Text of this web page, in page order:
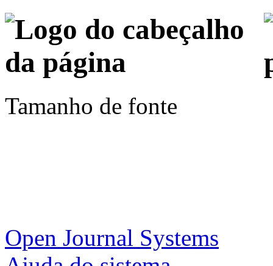
Tamanho de fonte
Open Journal Systems